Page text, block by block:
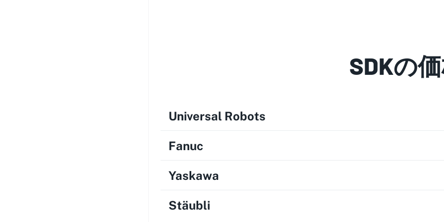
SDKの
Universal Robots
Fanuc
Yaskawa
Stäubli